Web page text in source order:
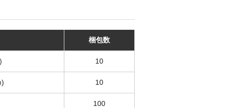
梱包数
10
10
100